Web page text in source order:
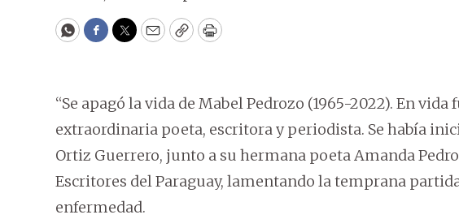
WhatsApp
Facebook
Twitter
EmailCopyPrint
“Se apagó la vida de Mabel Pedrozo (1965-2022). En
extraordinaria poeta, escritora y periodista. Se había
Ortiz Guerrero, junto a su hermana poeta Amanda
Escritores del Paraguay, lamentando la temprana
enfermedad.